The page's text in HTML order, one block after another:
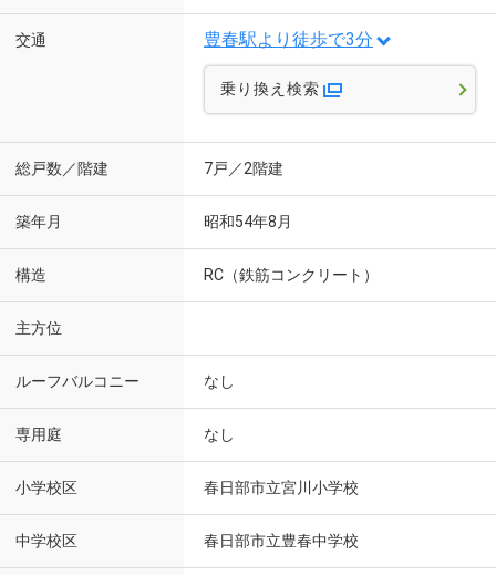
交通 豊春駅より徒歩で3分
乗り換え検索
総戸数／階建 7戸／2階建
築年月 昭和54年8月
構造 RC（鉄筋コンクリート）
主方位
ルーフバルコニー なし
専用庭 なし
小学校区 春日部市立宮川小学校
中学校区 春日部市立豊春中学校